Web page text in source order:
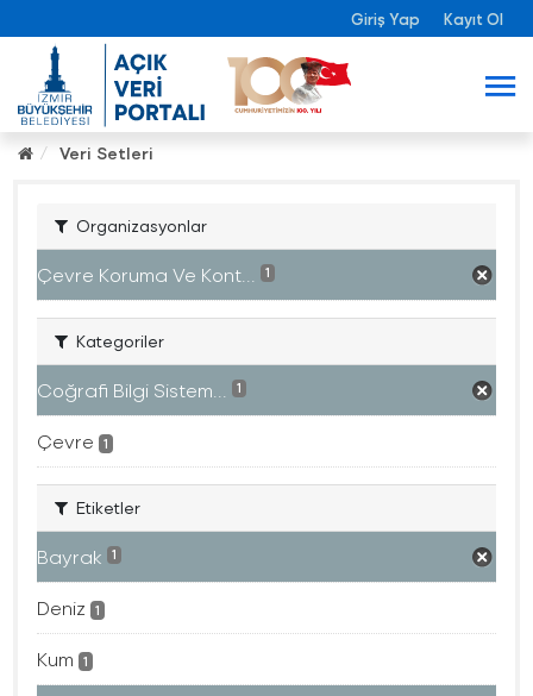
Giriş Yap Kayıt Ol
Veri Setleri
Organizasyonlar
Çevre Koruma Ve Kont... 1
Kategoriler
Coğrafi Bilgi Sistem... 1
Çevre 1
Etiketler
Bayrak 1
Deniz 1
Kum 1